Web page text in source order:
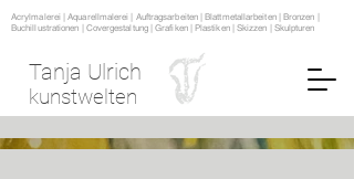
Tanja Ulrich
kunstwelten
Acrylmalerei | Aquarellmalerei | Auftragsarbeiten | Blattmetallarbeiten | Bronzen |
Buchillustrationen | Covergestaltung | Grafiken | Plastiken | Skizzen | Skulpturen